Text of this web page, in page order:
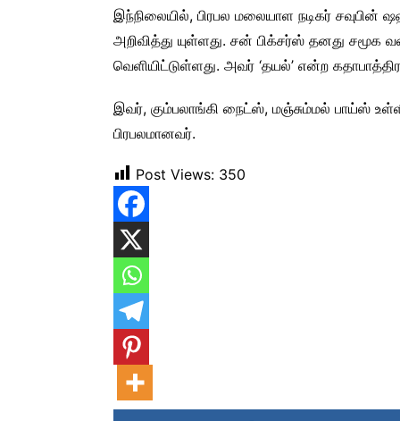
இந்நிலையில், பிரபல மலையாள நடிகர் சவுபின்
அறிவித்து யுள்ளது. சன் பிக்சர்ஸ் தனது
வெளியிட்டுள்ளது. அவர் ‘தயல்’ என்ற
இவர், கும்பலாங்கி நைட்ஸ், மஞ்சும்மல் பாய்ஸ்
பிரபலமானவர்.
Post Views: 350